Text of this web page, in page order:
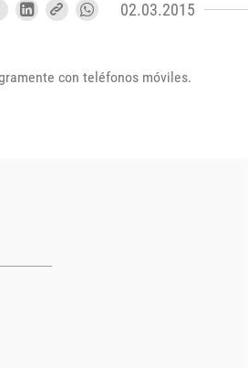
02.03.2015
con teléfonos móviles.